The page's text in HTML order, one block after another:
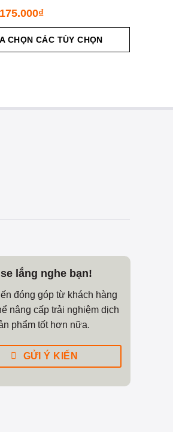
175.000₫
CHỌN CÁC TÙY CHỌN
lắng nghe bạn!
đóng góp từ khách hàng
nâng cấp trải nghiệm dịch
phẩm tốt hơn nữa.
GỬI Ý KIẾN